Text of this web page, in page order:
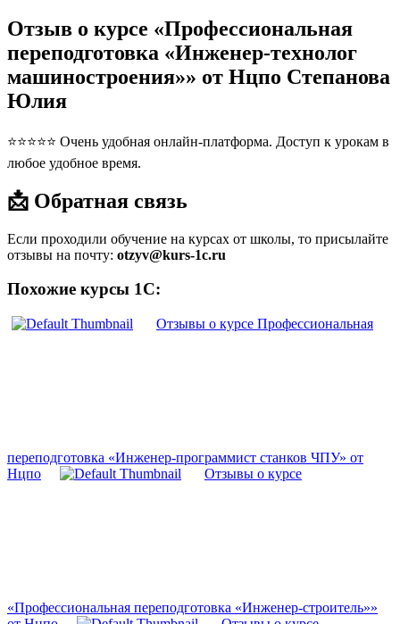
Отзыв о курсе «Профессиональная
переподготовка «Инженер-технолог
машиностроения»» от Нцпо Степанова
Юлия
⭐⭐⭐⭐⭐ Очень удобная онлайн-платформа. Доступ к урокам в
любое удобное время.
📩 Обратная связь
Если проходили обучение на курсах от школы, то присылайте
отзывы на почту: otzyv@kurs-1c.ru
Похожие курсы 1С:
Отзывы о курсе Профессиональная
переподготовка «Инженер-программист станков ЧПУ» от
Нцпо
Отзывы о курсе
«Профессиональная переподготовка «Инженер-строитель»»